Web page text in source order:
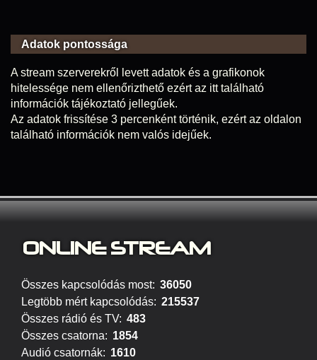
Adatok pontossága
A stream szerverekről levett adatok és a grafikonok
hitelessége nem ellenőrizthető ezért az itt található
információk tájékoztató jellegűek.
Az adatok frissítése 3 percenként történik, ezért az oldalon
található információk nem valós idejűek.
ONLINE STREAM
Összes kapcsolódás most: 36050
Legtöbb mért kapcsolódás: 215537
Összes rádió és TV: 483
Összes csatorna: 1854
Audió csatornák: 1610